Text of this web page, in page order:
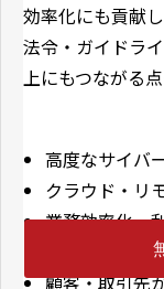
効率化にも貢献し
法令・ガイドラ
上にもつながる
高度なサイバ
クラウド・リ
業務効率化・
法令・ガイ
顧客・取引先